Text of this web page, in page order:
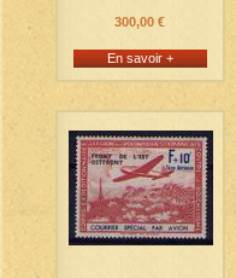
300,00 €
En savoir +